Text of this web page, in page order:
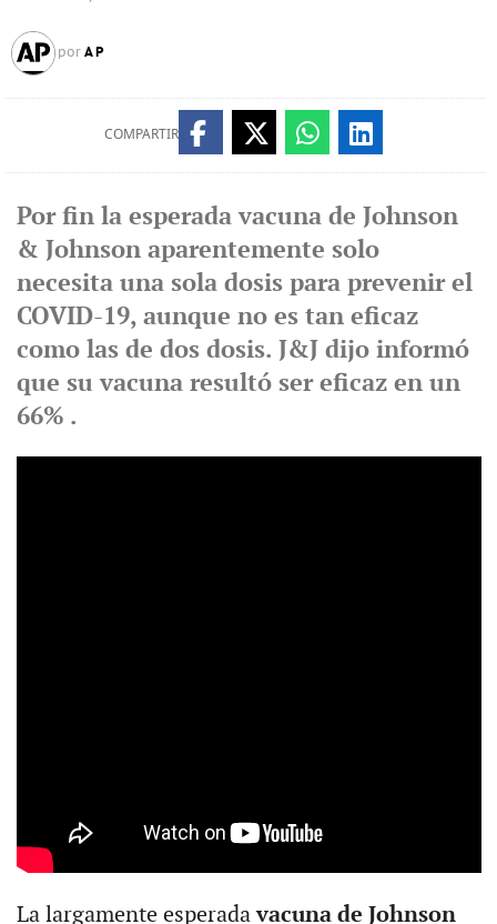
por AP
COMPARTIR
Por fin la esperada vacuna de Johnson
& Johnson aparentemente solo
necesita una sola dosis para prevenir el
COVID-19, aunque no es tan eficaz
como las de dos dosis. J&J dijo informó
que su vacuna resultó ser eficaz en un
66% .
La largamente esperadavacuna de Johnson